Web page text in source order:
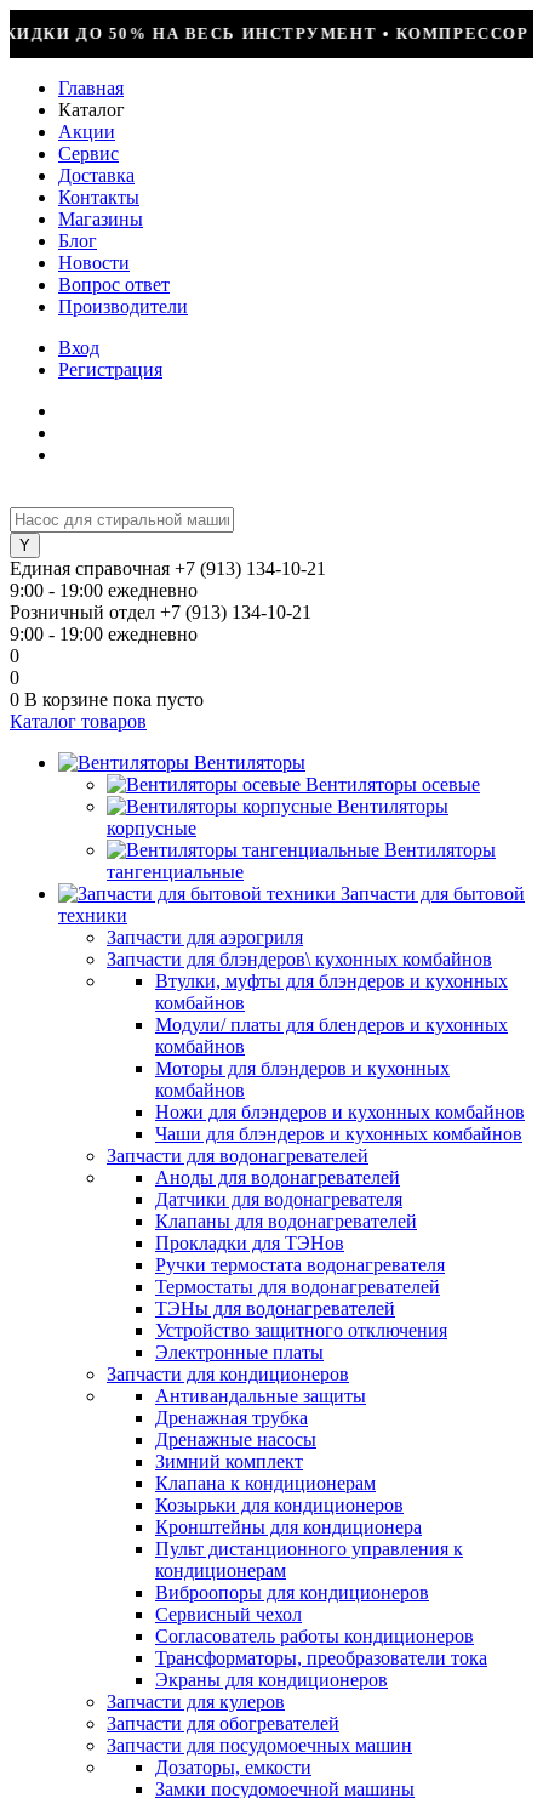
+ УСТАНОВКА = 29990Р • БОЛЬШОЕ ПОСТУПЛЕНИЕ
Главная
Каталог
Акции
Сервис
Доставка
Контакты
Магазины
Блог
Новости
Вопрос ответ
Производители
Вход
Регистрация
Единая справочная +7 (913) 134-10-21
9:00 - 19:00 ежедневно
Розничный отдел +7 (913) 134-10-21
9:00 - 19:00 ежедневно
0
0
0 В корзине пока пусто
Каталог товаров
Вентиляторы
Вентиляторы осевые
Вентиляторы
корпусные
Вентиляторы
тангенциальные
Запчасти для бытовой
техники
Запчасти для аэрогриля
Запчасти для блэндеров\ кухонных комбайнов
Втулки, муфты для блэндеров и кухонных
комбайнов
Модули/ платы для блендеров и кухонных
комбайнов
Моторы для блэндеров и кухонных
комбайнов
Ножи для блэндеров и кухонных комбайнов
Чаши для блэндеров и кухонных комбайнов
Запчасти для водонагревателей
Аноды для водонагревателей
Датчики для водонагревателя
Клапаны для водонагревателей
Прокладки для ТЭНов
Ручки термостата водонагревателя
Термостаты для водонагревателей
ТЭНы для водонагревателей
Устройство защитного отключения
Электронные платы
Запчасти для кондиционеров
Антивандальные защиты
Дренажная трубка
Дренажные насосы
Зимний комплект
Клапана к кондиционерам
Козырьки для кондиционеров
Кронштейны для кондиционера
Пульт дистанционного управления к
кондиционерам
Виброопоры для кондиционеров
Сервисный чехол
Согласователь работы кондиционеров
Трансформаторы, преобразователи тока
Экраны для кондиционеров
Запчасти для кулеров
Запчасти для обогревателей
Запчасти для посудомоечных машин
Дозаторы, емкости
Замки посудомоечной машины